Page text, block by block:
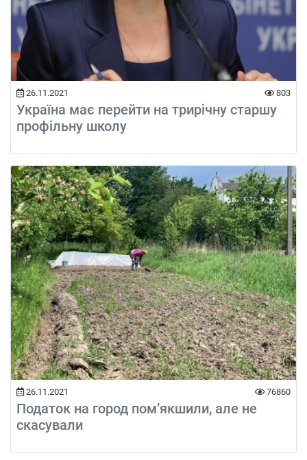
26.11.2021 803
Україна має перейти на трирічну старшу
профільну школу
26.11.2021 76860
Податок на город пом’якшили, але не
скасували